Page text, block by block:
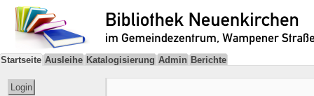
Startseite Ausleihe Katalogisierung Admin Berichte